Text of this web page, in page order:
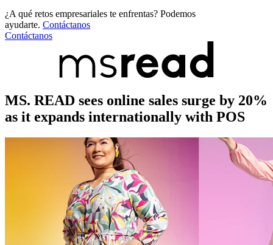
¿A qué retos empresariales te enfrentas? Podemos
ayudarte. Contáctanos
Contáctanos
MS. READ sees online sales surge by 20%
as it expands internationally with POS